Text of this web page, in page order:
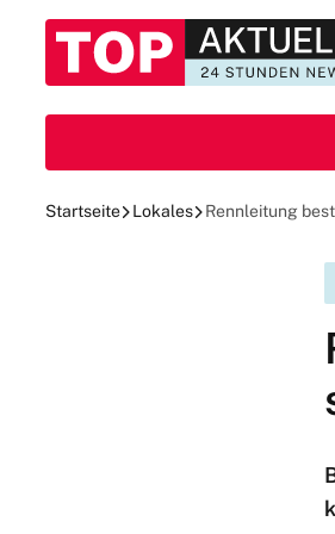
Startseite Lokales Rennleitung